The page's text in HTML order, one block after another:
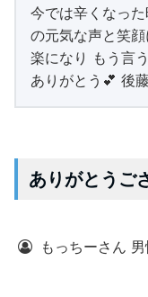
今では辛くなっ
の元気な声と笑
楽になり もう言
ありがとう💕 後
ありがとうご
もっちーさん 男